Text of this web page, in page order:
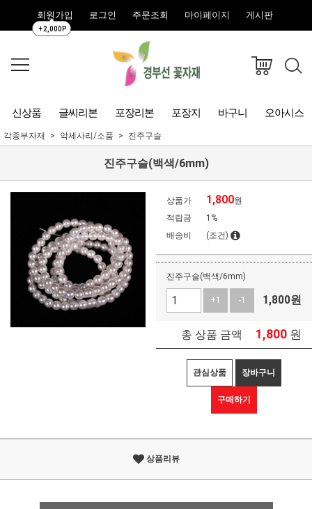
회원가입
+2,000P
로그인 주문조회 마이페이지 게시판
신상품 글씨리본 포장리본 포장지 바구니 오아시스
각종부자재 악세사리/소품 진주구슬
진주구슬(백색/6mm)
상품가 1,800원
적립금
1%
배송비
(조건)
진주구슬(백색/6mm)
+1 -1 1,800원
총 상품 금액 1,800 원
관심상품 장바구니
구매하기
상품리뷰